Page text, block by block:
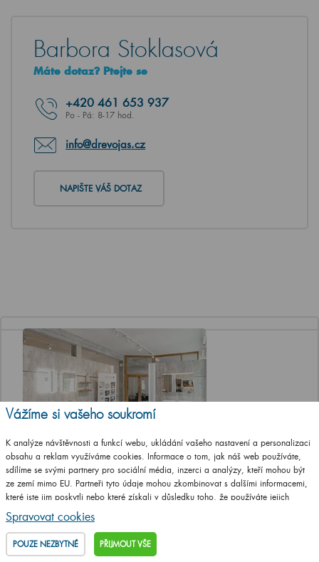
Barbora Stoklasová
Máte dotaz? Ptejte se
+420 461 653 937
Po - Pá: 8-17 hod.
info@drevojas.cz
NAPIŠTE VÁŠ DOTAZ
Jediná značková prodejna Dřevojasu v ČR
Otevírací doba
Út a Čt ZAVŘENO
Adresa prodejny
Vážíme si vašeho soukromí
K analýze návštěvnosti a funkcí webu, ukládání vašeho nastavení a personalizaci
obsahu a reklam využíváme cookies. Informace o tom, jak náš web používáte,
sdílíme se svými partnery pro sociální média, inzerci a analýzy, kteří mohou být
ze zemí mimo EU. Partneři tyto údaje mohou zkombinovat s dalšími informacemi,
které jste jim poskytli nebo které získali v důsledku toho, že používáte jejich
služby.
Podrobné informace
Spravovat cookies
POUZE NEZBYTNÉ PŘIJMOUT VŠE